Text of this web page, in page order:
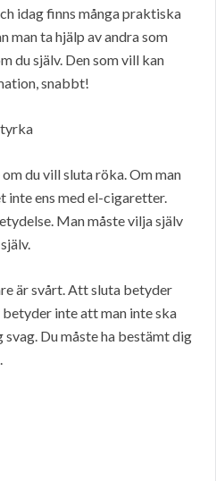
idag finns många praktiska
man ta hjälp av andra som
du själv. Den som vill kan
snabbt!
du vill sluta röka. Om man
inte ens med el-cigaretter.
Man måste vilja själv
är svårt. Att sluta betyder
inte att man inte ska
Du måste ha bestämt dig